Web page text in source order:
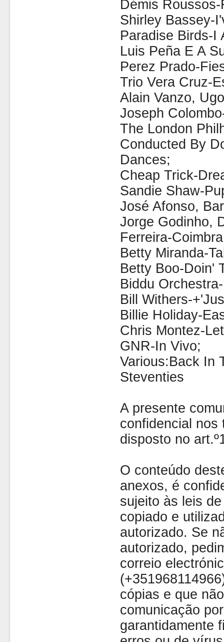
Démis
Shirley Bassey-
Paradise Birds-I
Luis Peña E A
Perez Prado-
Trio Vera Cruz-
Alain Vanzo,
Joseph
The London
Conducted By
Dances;
Cheap Trick-
Sandie Shaw-
José Afonso,
Jorge Godinho,
Ferreira-
Betty Miranda-
Betty Boo-Doin'
Biddu
Bill Withers-
Billie Holiday-
Chris Montez-
GNR-In Vivo;
Various:Back In
Steventies
A presente
confidencial nos
disposto no
O conteúdo
anexos, é
sujeito às leis
copiado e
autorizado. Se
autorizado,
correio
cópias e que
comunicação
garantidamente